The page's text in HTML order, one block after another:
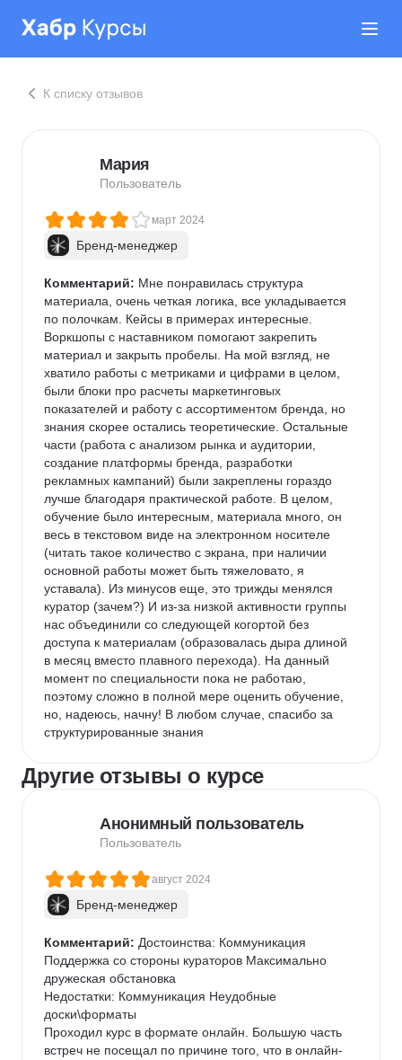
К списку отзывов
Мария
Пользователь
март 2024
Бренд-менеджер
Комментарий: Мне понравилась структура
материала, очень четкая логика, все укладывается
по полочкам. Кейсы в примерах интересные.
Воркшопы с наставником помогают закрепить
материал и закрыть пробелы. На мой взгляд, не
хватило работы с метриками и цифрами в целом,
были блоки про расчеты маркетинговых
показателей и работу с ассортиментом бренда, но
знания скорее остались теоретические. Остальные
части (работа с анализом рынка и аудитории,
создание платформы бренда, разработки
рекламных кампаний) были закреплены гораздо
лучше благодаря практической работе. В целом,
обучение было интересным, материала много, он
весь в текстовом виде на электронном носителе
(читать такое количество с экрана, при наличии
основной работы может быть тяжеловато, я
уставала). Из минусов еще, это трижды менялся
куратор (зачем?) И из-за низкой активности группы
нас объединили со следующей когортой без
доступа к материалам (образовалась дыра длиной
в месяц вместо плавного перехода). На данный
момент по специальности пока не работаю,
поэтому сложно в полной мере оценить обучение,
но, надеюсь, начну! В любом случае, спасибо за
структурированные знания
Другие отзывы о курсе
Анонимный пользователь
Пользователь
август 2024
Бренд-менеджер
Комментарий: Достоинства: Коммуникация
Поддержка со стороны кураторов Максимально
дружеская обстановка
Недостатки: Коммуникация Неудобные
доски\форматы
Проходил курс в формате онлайн. Большую часть
встреч не посещал по причине того, что в онлайн-